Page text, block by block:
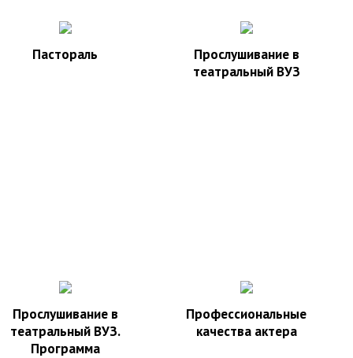
Пастораль
Прослушивание в
театральный ВУЗ
Прослушивание в
театральный ВУЗ.
Программа
Профессиональные
качества актера